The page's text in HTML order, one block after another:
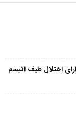
اختلال طیف اتیسم